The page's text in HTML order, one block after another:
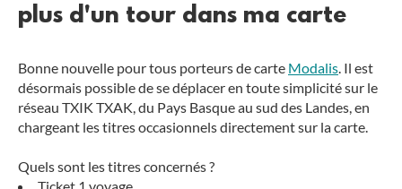
plus d'un tour dans ma carte
Bonne nouvelle pour tous porteurs de carte Modalis. Il est
désormais possible de se déplacer en toute simplicité sur le
réseau TXIK TXAK, du Pays Basque au sud des Landes, en
chargeant les titres occasionnels directement sur la carte.
Quels sont les titres concernés ?